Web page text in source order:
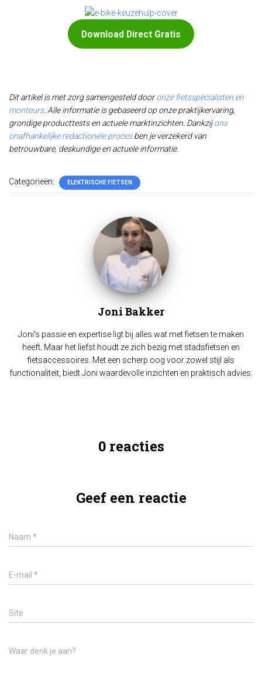
Download Direct Gratis
Dit artikel is met zorg samengesteld dooronze fietsspecialisten en
monteurs. Alle informatie is gebaseerd op onze praktijkervaring,
grondige producttests en actuele marktinzichten. Dankzijons
onafhankelijke redactionele procesben je verzekerd van
betrouwbare, deskundige en actuele informatie.
Categorieën: ELEKTRISCHE FIETSEN
Joni Bakker
Joni's passie en expertise ligt bij alles wat met fietsen te maken
heeft. Maar het liefst houdt ze zich bezig met stadsfietsen en
fietsaccessoires. Met een scherp oog voor zowel stijl als
functionaliteit, biedt Joni waardevolle inzichten en praktisch advies.
0 reacties
Geef een reactie
Naam *
E-mail *
Site
Waar denk je aan?